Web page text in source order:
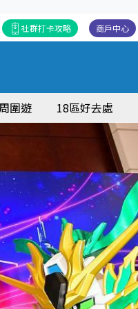
商戶中心
社群打卡攻略
圍遊 18區好去處